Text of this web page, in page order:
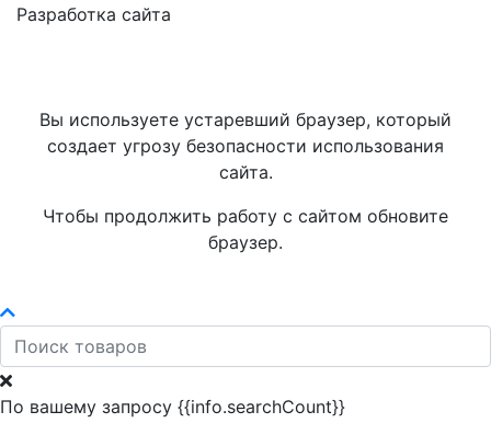
Разработка сайта
Вы используете устаревший браузер, который
создает угрозу безопасности использования
сайта.
Чтобы продолжить работу с сайтом обновите
браузер.
По вашему запросу {{info.searchCount}}